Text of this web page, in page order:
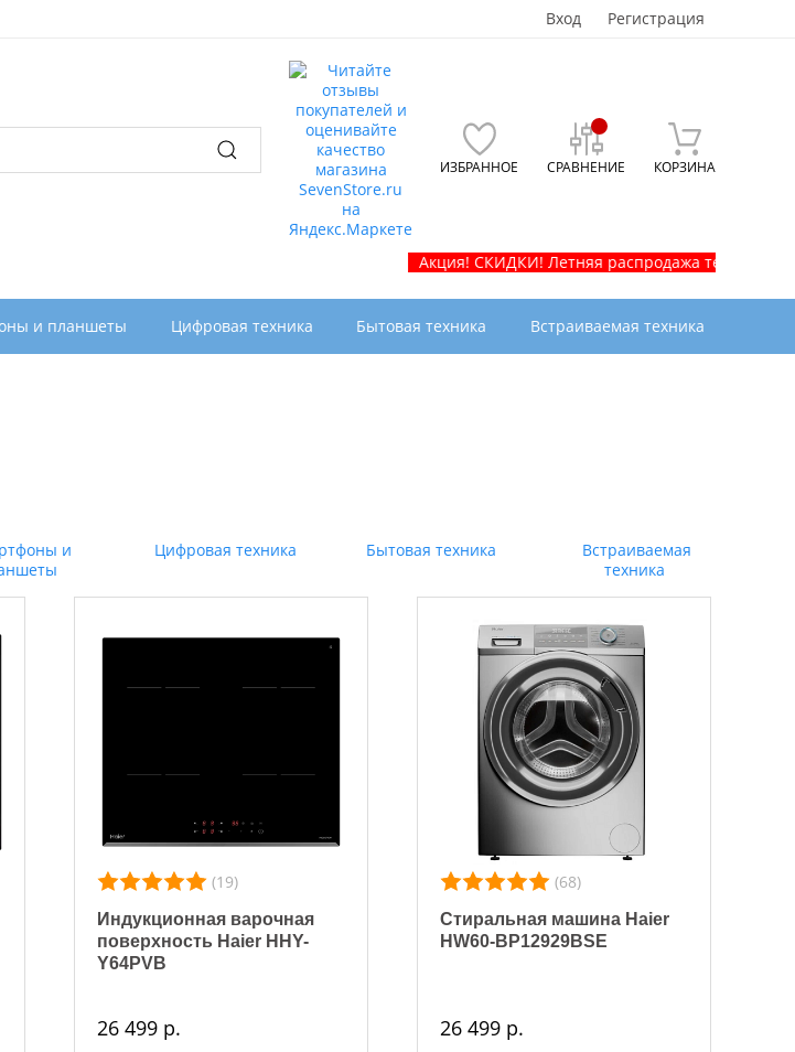
Вход Регистрация
ИЗБРАННОЕ СРАВНЕНИЕ КОРЗИНА
Акция! СКИДКИ! Летняя распродажа телевизоров и
и планшеты Цифровая техника Бытовая техника Встраиваемая техника
и
Цифровая техника Бытовая техника
Встраиваемая
техника
(19)
Индукционная варочная
поверхность Haier HHY-
Y64PVB
26 499 р.
(68)
Стиральная машина Haier
HW60-BP12929BSE
26 499 р.